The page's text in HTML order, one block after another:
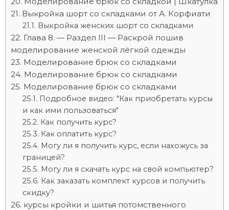
Выкройка шорт со складками от А. Корфиати
Выкройка женских шорт со складками
Глава 8. — Раздел III — Раскрой пошив
моделирование женской лёгкой одежды
Моделирование брюк со складками
Моделирование брюк со складками
Моделирование брюк со складками
Подробное видео: "Как приобретать курсы
и как ими пользоваться"
Как получить курс?
Как оплатить курс?
Могу ли я получить курс, если нахожусь за
границей?
Могу ли я скачать курс на свой компьютер?
Как заказать комплект курсов и получить
скидку?
курсы кройки и шитья потомственного